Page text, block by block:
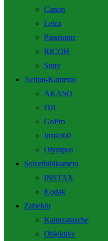
Canon
Leica
Panasonic
RICOH
Sony
Action-Kameras
AKASO
DJI
GoPro
Insta360
Olympus
Sofortbildkamera
INSTAX
Kodak
Zubehör
Kameratasche
Objektive